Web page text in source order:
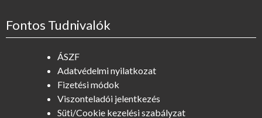
Fontos Tudnivalók
ÁSZF
Adatvédelmi nyilatkozat
Fizetési módok
Viszonteladói jelentkezés
Süti/Cookie kezelési szabályzat